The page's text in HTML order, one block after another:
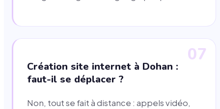
07
Création site internet à Dohan :
faut-il se déplacer ?
Non, tout se fait à distance : appels vidéo,